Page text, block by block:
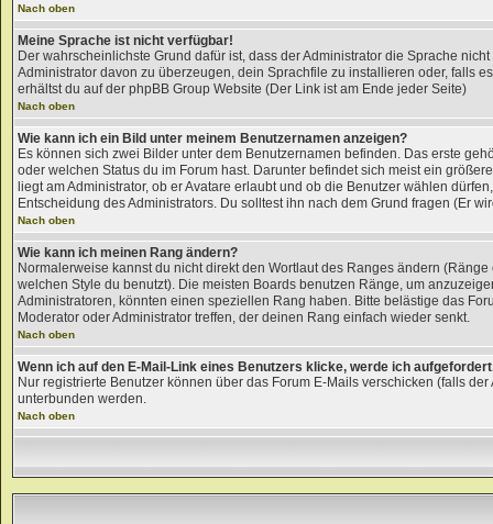
Nach oben
Meine Sprache ist nicht verfügbar!
Der wahrscheinlichste Grund dafür ist, dass der Administrator die Sprache
Administrator davon zu überzeugen, dein Sprachfile zu installieren oder, falls
erhältst du auf der phpBB Group Website (Der Link ist am Ende jeder Seite)
Nach oben
Wie kann ich ein Bild unter meinem Benutzernamen anzeigen?
Es können sich zwei Bilder unter dem Benutzernamen befinden. Das erste
oder welchen Status du im Forum hast. Darunter befindet sich meist ein
liegt am Administrator, ob er Avatare erlaubt und ob die Benutzer wählen
Entscheidung des Administrators. Du solltest ihn nach dem Grund fragen (Er
Nach oben
Wie kann ich meinen Rang ändern?
Normalerweise kannst du nicht direkt den Wortlaut des Ranges ändern
welchen Style du benutzt). Die meisten Boards benutzen Ränge, um
Administratoren, könnten einen speziellen Rang haben. Bitte belästige das
Moderator oder Administrator treffen, der deinen Rang einfach wieder senkt.
Nach oben
Wenn ich auf den E-Mail-Link eines Benutzers klicke, werde ich
Nur registrierte Benutzer können über das Forum E-Mails verschicken (falls
unterbunden werden.
Nach oben